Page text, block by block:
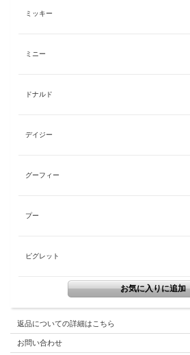
ミッキー
ミニー
ドナルド
デイジー
グーフィー
プー
ピグレット
返品についての詳細はこちら
お問い合わせ